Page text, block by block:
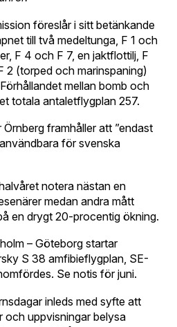
föreslår i sitt betänkande
till två medeltunga, F 1 och
F 4 och F 7, en jaktflottilj, F
2 (torped och marinspaning)
mellan bomb och
totala antaletflygplan 257.
framhåller att ”endast
för svenska
notera nästan en
medan andra mått
en drygt 20-procentig ökning.
– Göteborg startar
S 38 amfibieflygplan, SE-
Se notis för juni.
inleds med syfte att
och uppvisningar belysa